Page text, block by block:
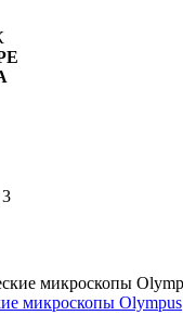
микроскопы Olympus